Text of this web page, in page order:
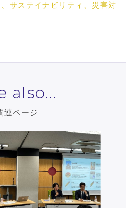
、サステイナビリティ、災害対
also...
連ページ